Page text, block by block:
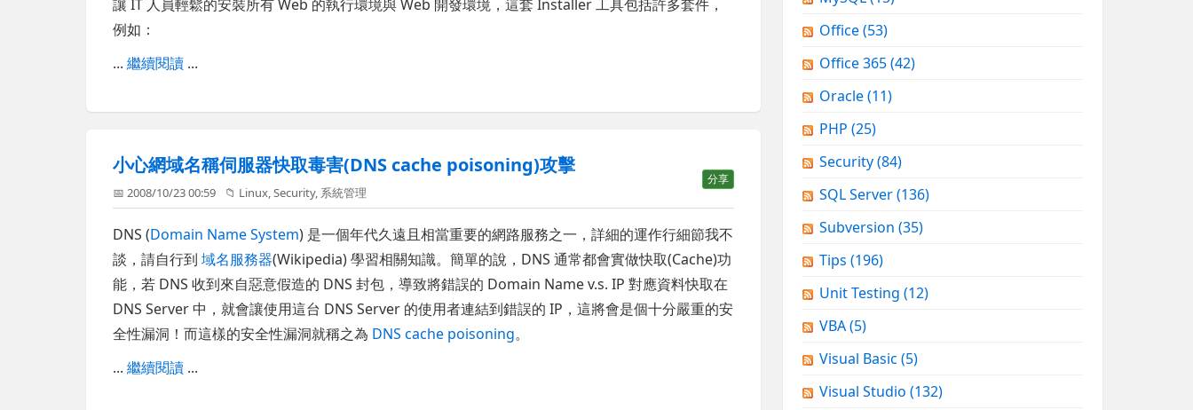
讓 IT 人員輕鬆的安裝所有 Web 的執行環境與 Web 開發環境，這套 Installer 工具包括許多套件，
例如：
...繼續閱讀 ...
小心網域名稱伺服器快取毒害(DNS cache poisoning)攻擊
分享
📅 2008/10/23 00:59 📁 Linux,Security, 系統管理
DNS (Domain Name System) 是一個年代久遠且相當重要的網路服務之一，詳細的運作行細節我不
談，請自行到域名服務器(Wikipedia) 學習相關知識。簡單的說，DNS 通常都會實做快取(Cache)功
能，若 DNS 收到來自惡意假造的 DNS 封包，導致將錯誤的 Domain Name v.s. IP 對應資料快取在
DNS Server 中，就會讓使用這台 DNS Server 的使用者連結到錯誤的 IP，這將會是個十分嚴重的安
全性漏洞！而這樣的安全性漏洞就稱之為 DNS cache poisoning。
...繼續閱讀 ...
Office(53)
Office 365(42)
Oracle(11)
PHP (25)
Security(84)
SQL Server(136)
Subversion (35)
Tips (196)
Unit Testing (12)
VBA(5)
Visual Basic (5)
Visual Studio (132)